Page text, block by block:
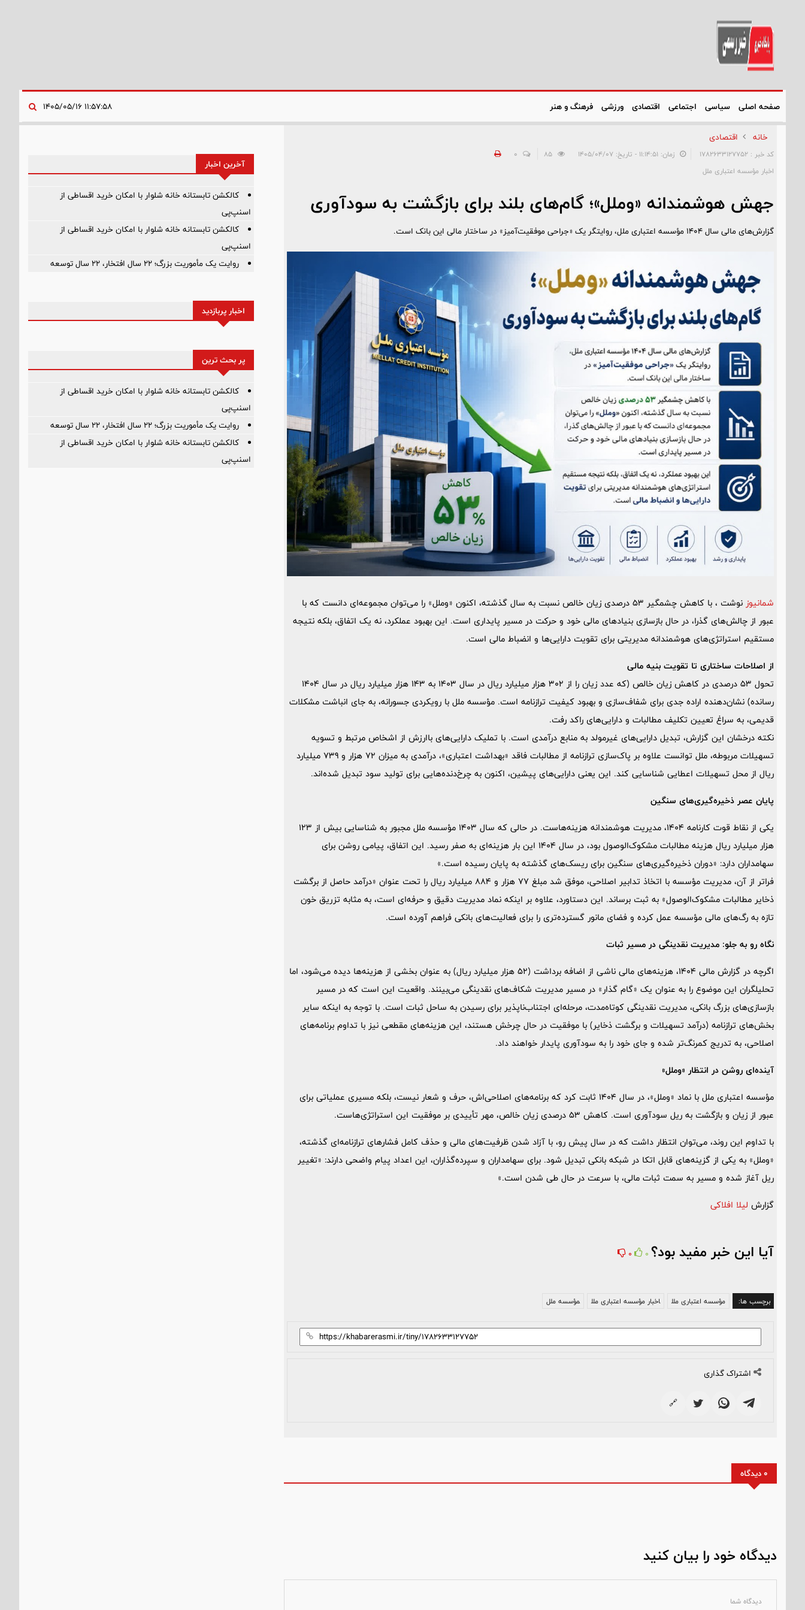
صفحه اصلی سیاسی اجتماعی اقتصادی ورزشی فرهنگ و هنر
خانه اقتصادی
کد خبر : 1782633127752 زمان: ۱۱:۱۴:۵۱ - تاریخ: ۱۴۰۵/۰۴/۰۷
0
اخبار مؤسسه اعتباری ملل
جهش هوشمندانه «وملل»؛ گام‌های بلند برای بازگشت به سودآوری
گزارش‌های مالی سال ۱۴۰۴ مؤسسه اعتباری ملل، روایتگر یک «جراحی موفقیت‌آمیز» در ساختار مالی این بانک است.
شمانیوز
نوشت ، با کاهش چشمگیر 53 درصدی زیان خالص نسبت به سال گذشته، اکنون «وملل» را می‌توان مجموعه‌ای دانست که با
عبور از چالش‌های گذرا، در حال بازسازی بنیادهای مالی خود و حرکت در مسیر پایداری است. این بهبود عملکرد، نه یک اتفاق، بلکه نتیجه
مستقیم استراتژی‌های هوشمندانه مدیریتی برای تقویت دارایی‌ها و انضباط مالی است.
از اصلاحات ساختاری تا تقویت بنیه مالی
تحول 53 درصدی در کاهش زیان خالص (که عدد زیان را از 302 هزار میلیارد ریال در سال 1403 به 143 هزار میلیارد ریال در سال 1404
رسانده) نشان‌دهنده اراده جدی برای شفاف‌سازی و بهبود کیفیت ترازنامه است. مؤسسه ملل با رویکردی جسورانه، به جای انباشت مشکلات
قدیمی، به سراغ تعیین تکلیف مطالبات و دارایی‌های راکد رفت.
نکته درخشان این گزارش، تبدیل دارایی‌های غیرمولد به منابع درآمدی است. با تملیک دارایی‌های باارزش از اشخاص مرتبط و تسویه
تسهیلات مربوطه، ملل توانست علاوه بر پاک‌سازی ترازنامه از مطالبات فاقد «بهداشت اعتباری»، درآمدی به میزان 72 هزار و 739 میلیارد
ریال از محل تسهیلات اعطایی شناسایی کند. این یعنی دارایی‌های پیشین، اکنون به چرخ‌دنده‌هایی برای تولید سود تبدیل شده‌اند.
پایان عصر ذخیره‌گیری‌های سنگین
یکی از نقاط قوت کارنامه 1404، مدیریت هوشمندانه هزینه‌هاست. در حالی که سال 1403 مؤسسه ملل مجبور به شناسایی بیش از 123
هزار میلیارد ریال هزینه مطالبات مشکوک‌الوصول بود، در سال 1404 این بار هزینه‌ای به صفر رسید. این اتفاق، پیامی روشن برای
سهامداران دارد: «دوران ذخیره‌گیری‌های سنگین برای ریسک‌های گذشته به پایان رسیده است.»
فراتر از آن، مدیریت مؤسسه با اتخاذ تدابیر اصلاحی، موفق شد مبلغ 77 هزار و 884 میلیارد ریال را تحت عنوان «درآمد حاصل از برگشت
ذخایر مطالبات مشکوک‌الوصول» به ثبت برساند. این دستاورد، علاوه بر اینکه نماد مدیریت دقیق و حرفه‌ای است، به مثابه تزریق خون
تازه به رگ‌های مالی مؤسسه عمل کرده و فضای مانور گسترده‌تری را برای فعالیت‌های بانکی فراهم آورده است.
نگاه رو به جلو: مدیریت نقدینگی در مسیر ثبات
اگرچه در گزارش مالی 1404، هزینه‌های مالی ناشی از اضافه برداشت (52 هزار میلیارد ریال) به عنوان بخشی از هزینه‌ها دیده می‌شود، اما
تحلیلگران این موضوع را به عنوان یک «گام گذار» در مسیر مدیریت شکاف‌های نقدینگی می‌بینند. واقعیت این است که در مسیر
بازسازی‌های بزرگ بانکی، مدیریت نقدینگی کوتاه‌مدت، مرحله‌ای اجتناب‌ناپذیر برای رسیدن به ساحل ثبات است. با توجه به اینکه سایر
بخش‌های ترازنامه (درآمد تسهیلات و برگشت ذخایر) با موفقیت در حال چرخش هستند، این هزینه‌های مقطعی نیز با تداوم برنامه‌های
اصلاحی، به تدریج کمرنگ‌تر شده و جای خود را به سودآوری پایدار خواهند داد.
آینده‌ای روشن در انتظار «وملل»
مؤسسه اعتباری ملل با نماد «وملل»، در سال 1404 ثابت کرد که برنامه‌های اصلاحی‌اش، حرف و شعار نیست، بلکه مسیری عملیاتی برای
عبور از زیان و بازگشت به ریل سودآوری است. کاهش 53 درصدی زیان خالص، مهر تأییدی بر موفقیت این استراتژی‌هاست.
با تداوم این روند، می‌توان انتظار داشت که در سال پیش رو، با آزاد شدن ظرفیت‌های مالی و حذف کامل فشارهای ترازنامه‌ای گذشته،
«وملل» به یکی از گزینه‌های قابل اتکا در شبکه بانکی تبدیل شود. برای سهامداران و سپرده‌گذاران، این اعداد پیام واضحی دارند: «تغییر
ریل آغاز شده و مسیر به سمت ثبات مالی، با سرعت در حال طی شدن است.»
گزارش لیلا افلاکی
آیا این خبر مفید بود؟ 0
0
برچسب ها: مؤسسه اعتباری ملل اخبار مؤسسه اعتباری ملل مؤسسه ملل
اشتراک گذاری
🔗
0 دیدگاه
دیدگاه خود را بیان کنید
آخرین اخبار
کالکشن تابستانه خانه شلوار با امکان خرید اقساطی از
اسنپ‌پی
کالکشن تابستانه خانه شلوار با امکان خرید اقساطی از
اسنپ‌پی
روایت یک مأموریت بزرگ؛ ۲۲ سال افتخار، ۲۲ سال توسعه
اخبار پربازدید
پر بحث ترین
کالکشن تابستانه خانه شلوار با امکان خرید اقساطی از
اسنپ‌پی
روایت یک مأموریت بزرگ؛ ۲۲ سال افتخار، ۲۲ سال توسعه
کالکشن تابستانه خانه شلوار با امکان خرید اقساطی از
اسنپ‌پی